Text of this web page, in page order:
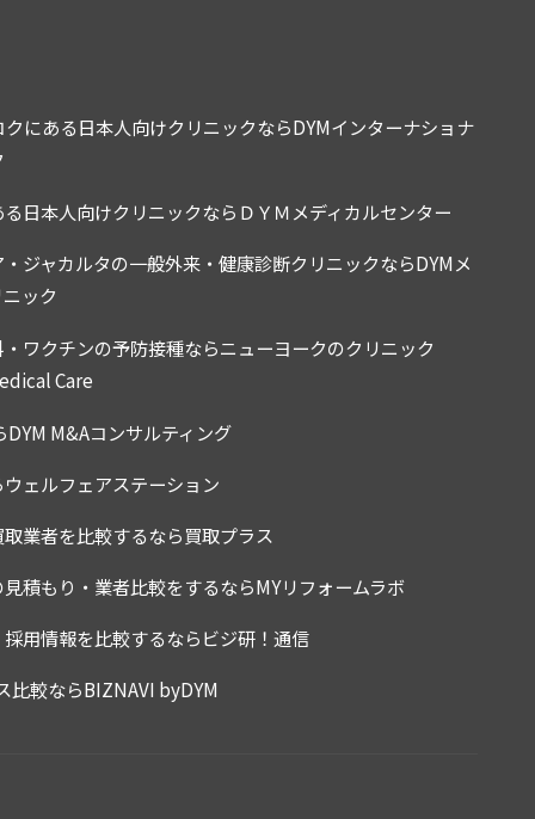
にある日本人向けクリニックならDYMインターナショナ
日本人向けクリニックならＤＹＭメディカルセンター
ジャカルタの一般外来・健康診断クリニックならDYMメ
ック
ワクチンの予防接種ならニューヨークのクリニック
Care
M&Aコンサルティング
ェルフェアステーション
業者を比較するなら買取プラス
積もり・業者比較をするならMYリフォームラボ
用情報を比較するならビジ研！通信
比較ならBIZNAVI byDYM